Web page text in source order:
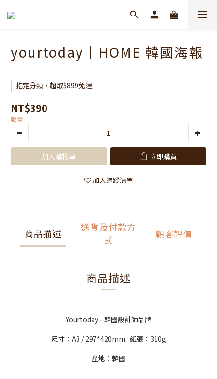
yourtoday｜HOME 韓國海報
指定分類，超取$899免運
NT$390
數量
加入購物車 立即購買
加入追蹤清單
商品描述
送貨及付款方
式
顧客評價
商品描述
Yourtoday - 韓國設計師品牌
尺寸：A3 / 297*420mm. 紙張：310g
產地：韓國